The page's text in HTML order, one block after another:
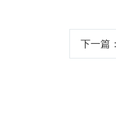
下一篇